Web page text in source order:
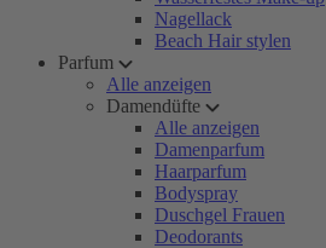
Nagellack
Beach Hair stylen
Parfum
Alle anzeigen
Damendüfte
Alle anzeigen
Damenparfum
Haarparfum
Bodyspray
Duschgel Frauen
Deodorants